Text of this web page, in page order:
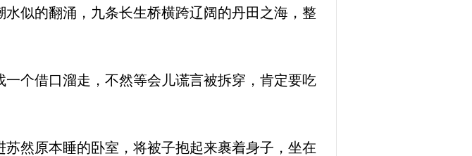
似的翻涌，九条长生桥横跨辽阔的丹田之海，整
个借口溜走，不然等会儿谎言被拆穿，肯定要吃
然原本睡的卧室，将被子抱起来裹着身子，坐在